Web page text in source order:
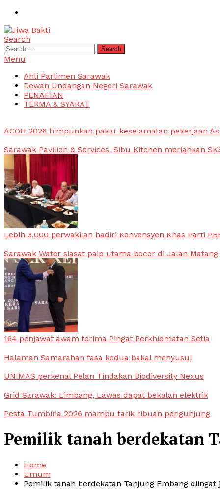
Skip
Content
Jiwa Bakti
Suara PBB Sarawak
Search
Search
for:
Menu
Ahli Parlimen Sarawak
Dewan Undangan Negeri Sarawak
PENAFIAN
TERMA & SYARAT
ACOH 2026 himpunkan pakar keselamatan pekerjaan
Sarawak Pavilion & Services, Sibu Kitchen meriahkan
Lebih 3,000 perwakilan hadiri Konvensyen Khas Parti
Sarawak Water siasat paip utama bocor di Jalan Matang
164 penjawat awam terima Pingat Perkhidmatan Setia
Halaman Samarahan fasa kedua bakal menyusul
UNIMAS perkenal Pelan Tindakan Biodiversity Nexus
Grid Sarawak: Limbang, Lawas dapat bekalan elektrik
Pesta Tumbina 2026 mampu tarik ribuan pengunjung
Pemilik tanah berdekatan
Home
Umum
Pemilik tanah berdekatan Tanjung Embang diingat